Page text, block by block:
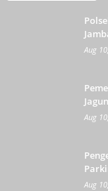
Aug
Aug
Aug